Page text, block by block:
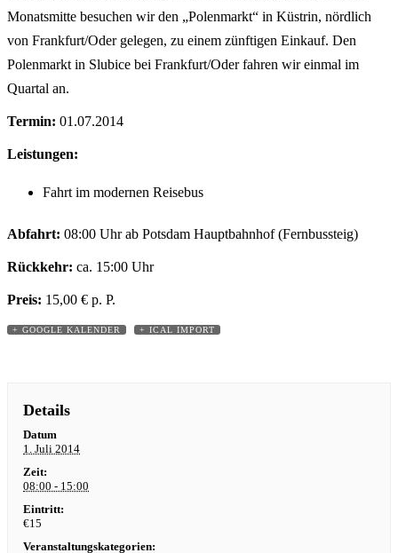
Monatsmitte besuchen wir den „Polenmarkt“ in Küstrin, nördlich
von Frankfurt/Oder gelegen, zu einem zünftigen Einkauf. Den
Polenmarkt in Slubice bei Frankfurt/Oder fahren wir einmal im
Quartal an.
Termin: 01.07.2014
Leistungen:
Fahrt im modernen Reisebus
Abfahrt: 08:00 Uhr ab Potsdam Hauptbahnhof (Fernbussteig)
Rückkehr: ca. 15:00 Uhr
Preis: 15,00 € p. P.
+ GOOGLE KALENDER + ICAL IMPORT
Details
Datum
1. Juli 2014
Zeit:
08:00 - 15:00
Eintritt:
€15
Veranstaltungskategorien: